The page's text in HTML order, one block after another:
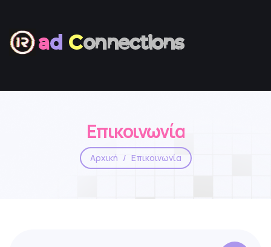
ad Connections
Επικοινωνία
Αρχική Επικοινωνία